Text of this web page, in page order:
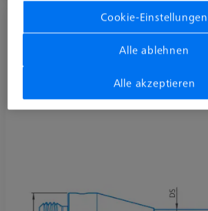
Taster gerade M3 XXT DK4,05 L50 D!S
Cookie-Einstellungen
Alle ablehnen
Alle akzeptieren